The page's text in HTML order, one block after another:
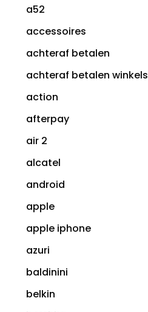
a52
accessoires
achteraf betalen
achteraf betalen winkels
action
afterpay
air 2
alcatel
android
apple
apple iphone
azuri
baldinini
belkin